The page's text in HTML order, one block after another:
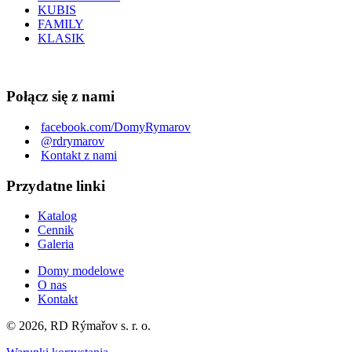
KUBIS
FAMILY
KLASIK
Połącz się z nami
facebook.com/DomyRymarov
@rdrymarov
Kontakt z nami
Przydatne linki
Katalog
Cennik
Galeria
Domy modelowe
O nas
Kontakt
© 2026, RD Rýmařov s. r. o.